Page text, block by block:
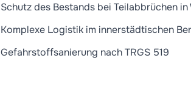
Schutz des Bestands bei Teilabbrüchen
Komplexe Logistik im innerstädtischen
Gefahrstoffsanierung nach TRGS 519